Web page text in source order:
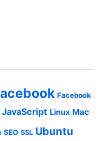
Facebook
JavaScript Linux Mac
SEO SSL Ubuntu